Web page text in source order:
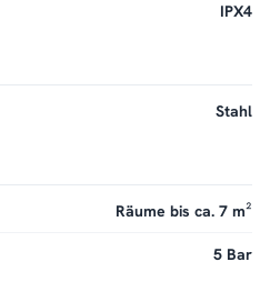
IPX4
Stahl
Räume bis ca. 7 m²
5 Bar